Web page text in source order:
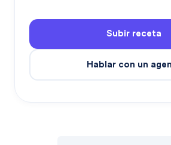
Subir receta
Hablar con un